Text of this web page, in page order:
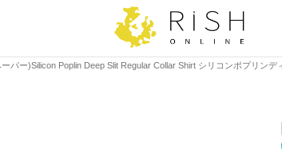
パー)Silicon Poplin Deep Slit Regular Collar Shirt シリコンポプリン